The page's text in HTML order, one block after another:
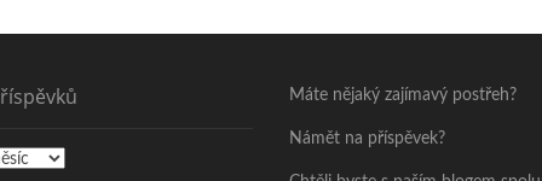
Máte nějaký zajímavý postřeh?
Námět na příspěvek?